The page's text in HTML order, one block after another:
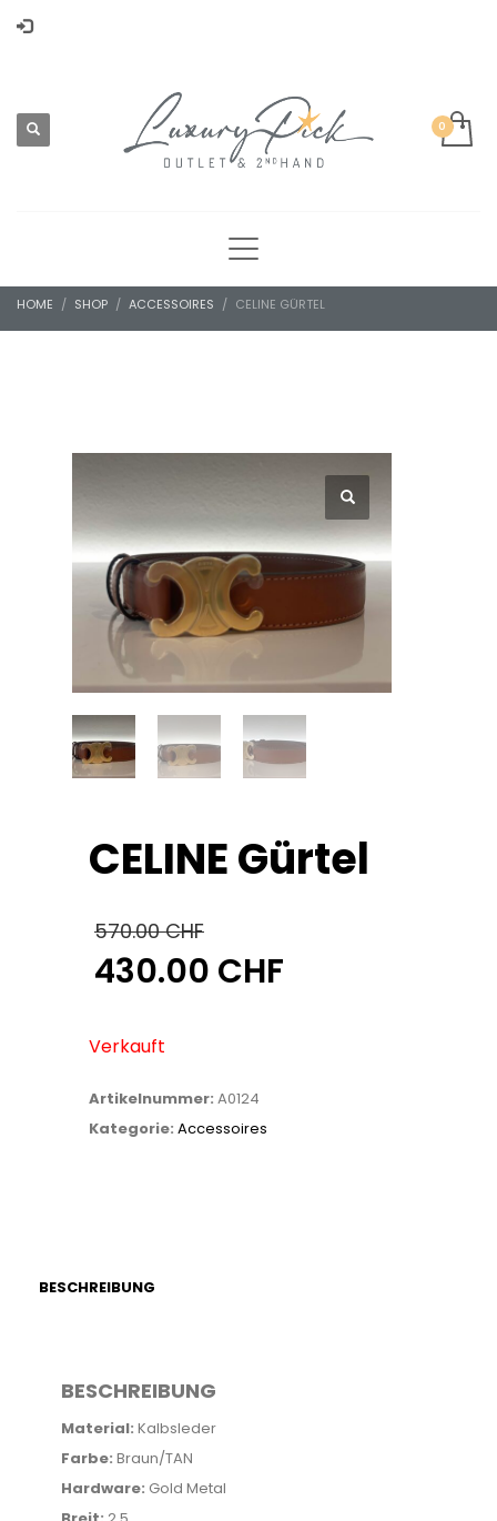
HOME SHOP ACCESSOIRES CELINE GÜRTEL
CELINE Gürtel
570.00CHF
Ursprünglicher
war:
570.00 CHF
430.00 CHF
Preis
ist:
430.00 CHF.
Verkauft
Artikelnummer: A0124
Kategorie: Accessoires
BESCHREIBUNG
BESCHREIBUNG
Material: Kalbsleder
Farbe: Braun/TAN
Hardware: Gold Metal